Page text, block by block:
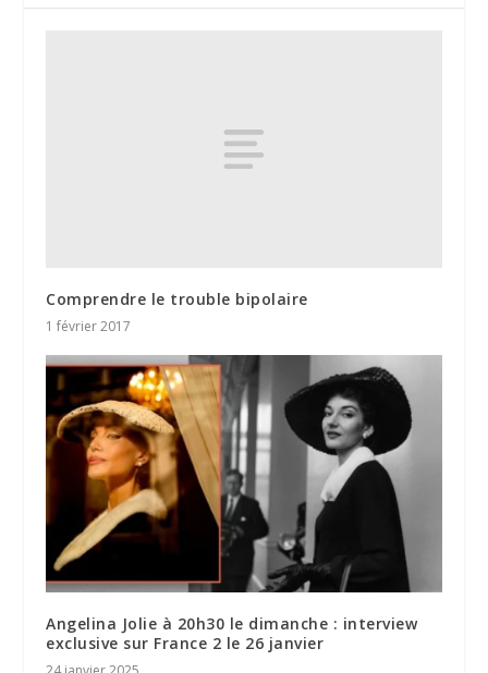
Comprendre le trouble bipolaire
1 février 2017
Angelina Jolie à 20h30 le dimanche : interview
exclusive sur France 2 le 26 janvier